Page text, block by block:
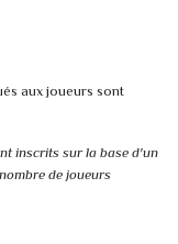
aux joueurs sont
inscrits sur la base d'un
de joueurs